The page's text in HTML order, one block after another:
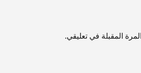
المقبلة في تعليقي.